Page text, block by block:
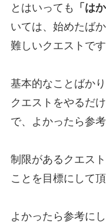
とはいっても 「は
いては、始めたば
難しいクエストです
基本的なことばか
クエストをやるだ
で、よかったら参
制限があるクエス
ことを目標にして
よかったら参考に